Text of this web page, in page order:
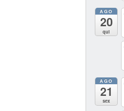
AGO
20
qui
AGO
21
sex